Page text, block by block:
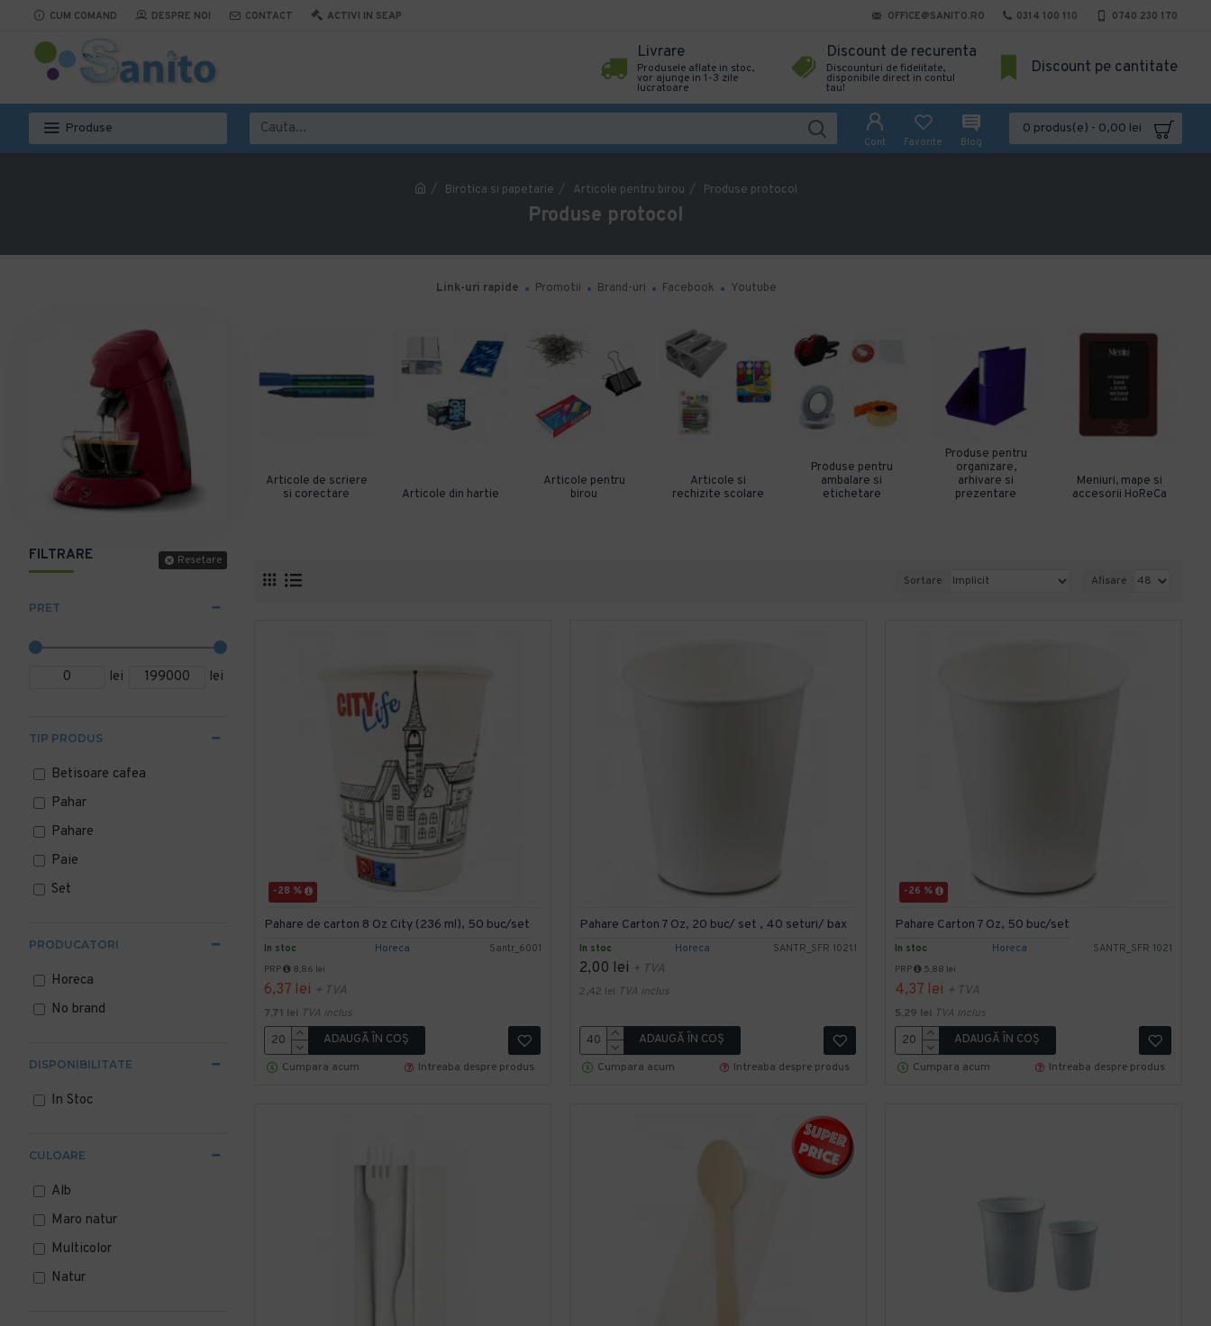
CUM COMAND DESPRE NOI CONTACT ACTIVI IN SEAP OFFICE@SANITO.RO 0314 100 110 0740 230 170
Livrare
Produsele aflate in stoc,
vor ajunge in 1-3 zile
lucratoare
Discount de recurenta
Discounturi de fidelitate,
disponibile direct in contul
tau!
Discount pe cantitate
Produse
Cont Favorite Blog
0 produs(e) - 0,00 lei
Birotica si papetarie Articole pentru birou Produse protocol
Produse protocol
Link-uri rapide Promotii Brand-uri Facebook Youtube
FILTRARE Resetare
PRET
lei lei
PRODUCATORI
Horeca
No brand
CULOARE
Alb
Maro natur
Multicolor
Natur
TIP PRODUS
Betisoare cafea
Pahar
Pahare
Paie
Set
DISPONIBILITATE
In Stoc
Articole de scriere
si corectare
Articole din hartie
Articole pentru
birou
Articole si
rechizite scolare
Produse pentru
ambalare si
etichetare
Produse pentru
organizare,
arhivare si
prezentare
Meniuri, mape si
accesorii HoReCa
Sortare Afisare
-28 %
In stoc Horeca Santr_6001
Pahare de carton 8 Oz City (236 ml), 50 buc/set
PRP 8,86 lei
6,37 lei + TVA
7,71 lei TVA inclus
ADAUGĂ ÎN COŞ
Cumpara acum
Intreaba despre produs
In stoc Horeca SANTR_SFR 1021.1
Pahare Carton 7 Oz, 20 buc/ set , 40 seturi/ bax
2,00 lei + TVA
2,42 lei TVA inclus
ADAUGĂ ÎN COŞ
Cumpara acum
Intreaba despre produs
-26 %
In stoc Horeca SANTR_SFR 1021
Pahare Carton 7 Oz, 50 buc/set
PRP 5,88 lei
4,37 lei + TVA
5,29 lei TVA inclus
ADAUGĂ ÎN COŞ
Cumpara acum
Intreaba despre produs